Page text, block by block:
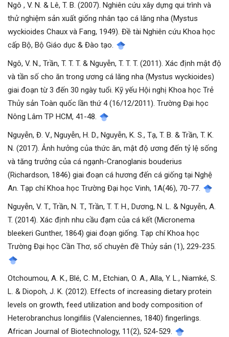
Ngô , V. N. & Lê, T. B. (2007). Nghiên cứu xây dựng qui trình và
thử nghiệm sản xuất giống nhân tạo cá lăng nha (Mystus
wyckioides Chaux và Fang, 1949). Đề tài Nghiên cứu Khoa học
cấp Bộ, Bộ Giáo dục & Đào tạo.
Ngô, V. N., Trần, T. T. T. & Nguyễn, T. T. T. (2011). Xác định mật độ
và tần số cho ăn trong ương cá lăng nha (Mystus wyckioides)
giai đoạn từ 3 đến 30 ngày tuổi. Kỹ yếu Hội nghị Khoa học Trẻ
Thủy sản Toàn quốc lần thứ 4 (16/12/2011). Trường Đại học
Nông Lâm TP HCM, 41-48.
Nguyễn, Đ. V., Nguyễn, H. D., Nguyễn, K. S., Tạ, T. B. & Trần, T. K.
N. (2017). Ảnh hưởng của thức ăn, mật độ ương đến tỷ lệ sống
và tăng trưởng của cá ngạnh-Cranoglanis bouderius
(Richardson, 1846) giai đoạn cá hương đến cá giống tại Nghệ
An. Tạp chí Khoa học Trường Đại học Vinh, 1A(46), 70-77.
Nguyễn, V. T., Trần, N. T., Trần, T. T. H., Dương, N. L. & Nguyễn, A.
T. (2014). Xác định nhu cầu đạm của cá kết (Micronema
bleekeri Gunther, 1864) giai đoạn giống. Tạp chí Khoa học
Trường Đại học Cần Thơ, số chuyên đề Thủy sản (1), 229-235.
Otchoumou, A. K., Blé, C. M., Etchian, O. A., Alla, Y. L., Niamké, S.
L. & Diopoh, J. K. (2012). Effects of increasing dietary protein
levels on growth, feed utilization and body composition of
Heterobranchus longifilis (Valenciennes, 1840) fingerlings.
African Journal of Biotechnology, 11(2), 524-529.